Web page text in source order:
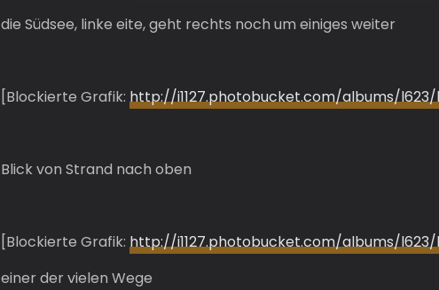
die Südsee, linke eite, geht rechts noch um einiges weiter
[Blockierte Grafik: http://i1127.photobucket.com/albums/
Blick von Strand nach oben
[Blockierte Grafik: http://i1127.photobucket.com/albums/
einer der vielen Wege